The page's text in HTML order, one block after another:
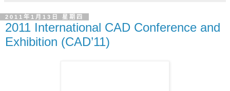
2011年1月13日 星期四
2011 International CAD Conference and
Exhibition (CAD’11)